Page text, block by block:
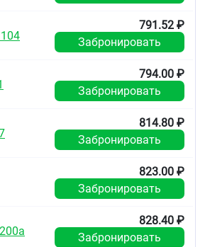
центральной нервной
снижает риск развития
усталости.
нуклеотидов,
процессов кроветворения,
поврежденных тканей.
обмен кальция и
обеспечивает их лучшее
для формирования
снижается сила и тонус мышц,
развития рахита.
формированию и
костной ткани и ткани зубов.
роль в работе иммунной
повышению
791.52 ₽
Забронировать
794.00 ₽
Забронировать
814.80 ₽
Забронировать
823.00 ₽
Забронировать
828.40 ₽
Забронировать